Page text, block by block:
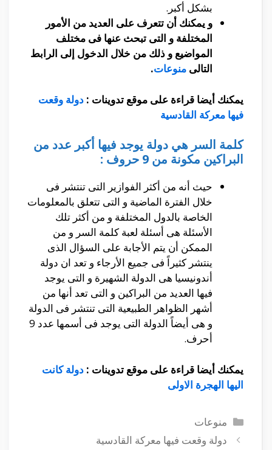
بشكل أكبر.
و يمكنك أن تتعرف على العديد من الأمور
المختلفة و التى تبحث عنها فى مختلف
المواضيع و ذلك من خلال الدخول إلى الرابط
التالى منوعات.
يمكنك أيضا قراءة على موقع تدوينات : دولة وقعت
فيها معركة القادسية
كلمة السر هي دولة يوجد فيها أكبر عدد من
البراكين مكونة من 9 حروف :
حيث أنه من أكثر الفوازير التى تنتشر فى
خلال الفترة الماضية و التى تتعلق بالمعلومات
الخاصة بالدول المختلفة و من أكثر تلك
الأسئلة هى أسئلة لعبة كلمة السر و من
الممكن أن يتم الأجابة على السؤال الذى
ينتشر كثيراً فى جميع الأرجاء و تعد ان دولة
أندونيسيا هى الدولة الشهيرة و التى يوجد
فيها العديد من البراكين و التى تعد أنها من
أشهر الظواهر الطبيعية التى تنتشر فى الدولة
و هى أيضاً الدولة التى يوجد فى أسمها عدد 9
أحرف.
يمكنك أيضا قراءة على موقع تدوينات : دولة كانت
اليها الهجرة الاولى
التصنيفات
منوعات
دولة وقعت فيها معركة القادسية